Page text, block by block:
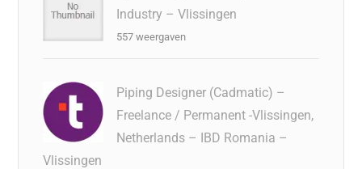
Industry – Vlissingen
557 weergaven
Piping Designer (Cadmatic) –
Freelance / Permanent -Vlissingen,
Netherlands – IBD Romania –
Vlissingen